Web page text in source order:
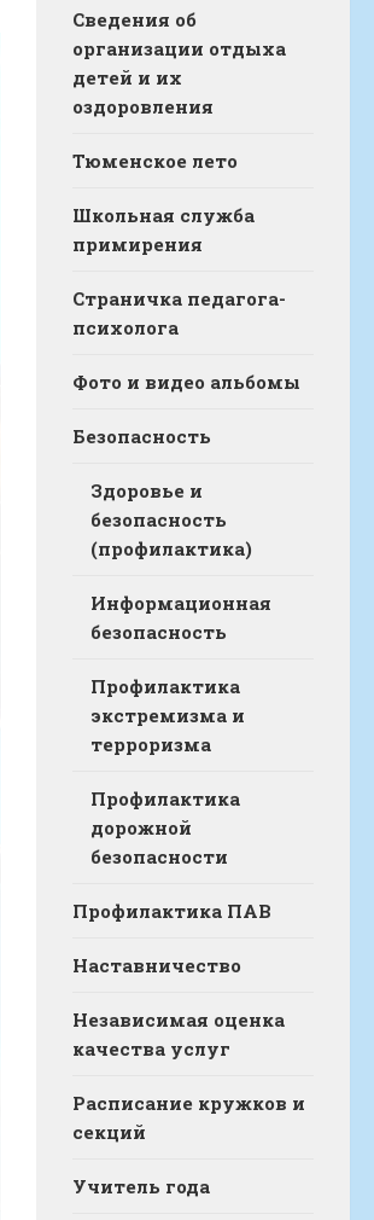
Сведения об
организации отдыха
детей и их
оздоровления
Тюменское лето
Школьная служба
примирения
Страничка педагога-
психолога
Фото и видео альбомы
Безопасность
Здоровье и
безопасность
(профилактика)
Информационная
безопасность
Профилактика
экстремизма и
терроризма
Профилактика
дорожной
безопасности
Профилактика ПАВ
Наставничество
Независимая оценка
качества услуг
Расписание кружков и
секций
Учитель года